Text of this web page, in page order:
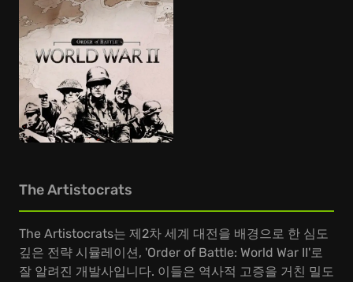
The Artistocrats
The Artistocrats는 제2차 세계 대전을 배경으로 한 심도
깊은 전략 시뮬레이션, 'Order of Battle: World War II'로
잘 알려진 개발사입니다. 이들은 역사적 고증을 거친 밀도